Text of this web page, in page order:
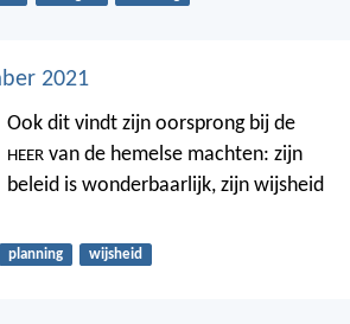
2021
Ook dit vindt zijn oorsprongbij de
HEER van de hemelse machten: zijn
beleid is wonderbaarlijk, zijn wijsheid
planning wijsheid